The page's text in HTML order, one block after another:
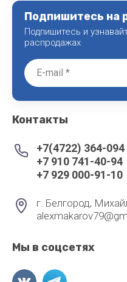
Подпишитесь на
Подпишитесь и
распродажах
Контакты
+7(4722) 364-094
+7 910 741-40-94
+7 929 000-91-10
г. Белгород,
Мы в соцсетях